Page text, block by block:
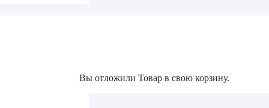
Вы отложили Товар в свою корзину.